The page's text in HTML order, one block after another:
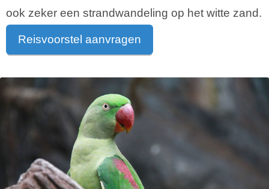
ook zeker een strandwandeling op het witte zand.
Reisvoorstel aanvragen